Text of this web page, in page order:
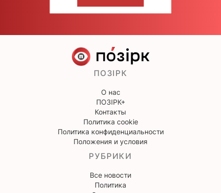
ПОЗІРК
О нас
ПОЗІРК+
Контакты
Политика cookie
Политика конфиденциальности
Положения и условия
РУБРИКИ
Все новости
Политика